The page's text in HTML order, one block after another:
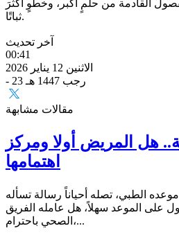
القادمة من حلمٍ أكبر، وخطوٍ أكثرَ
ثباتًا.
آخر تحديث
00:41
الاثنين 12 يناير 2026
- 23 رجب 1447 هـ
مقالات مشابهة
هل المريض أولا ومركز
اهتمامها
الطبي، تصله أحياناً رسالة تسأله
على الموعد سهلاً، هل عامله الفريق
الصحي باحترام،...